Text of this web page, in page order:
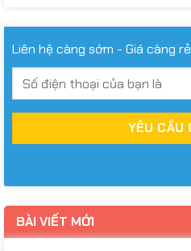
Liên hệ càng sớm - Giá càng rẻ
BÀI VIẾT MỚI